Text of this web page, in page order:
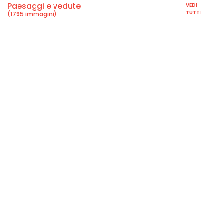
Paesaggi e vedute
(1795 immagini)
VEDI
TUTTI